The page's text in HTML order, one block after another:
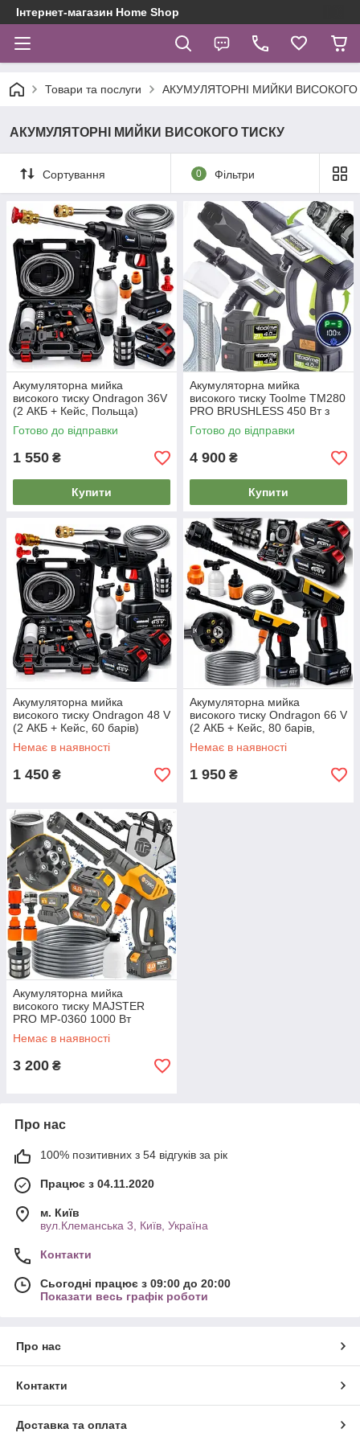
Інтернет-магазин Home Shop
Товари та послуги АКУМУЛЯТОРНІ МИЙКИ ВИСОКОГО
АКУМУЛЯТОРНІ МИЙКИ ВИСОКОГО ТИСКУ
Сортування 0 Фільтри
Акумуляторна мийка
високого тиску Ondragon 36V
(2 АКБ + Кейс, Польща)
Готово до відправки
1 550 ₴
Купити
Акумуляторна мийка
високого тиску Toolme TM280
PRO BRUSHLESS 450 Вт з
алюмінієвою помпою
Готово до відправки
4 900 ₴
Купити
Акумуляторна мийка
високого тиску Ondragon 48 V
(2 АКБ + Кейс, 60 барів)
Немає в наявності
1 450 ₴
Акумуляторна мийка
високого тиску Ondragon 66 V
(2 АКБ + Кейс, 80 барів,
Польща)
Немає в наявності
1 950 ₴
Акумуляторна мийка
високого тиску MAJSTER
PRO MP-0360 1000 Вт
Немає в наявності
3 200 ₴
Про нас
100% позитивних з 54 відгуків за рік
Працює з 04.11.2020
м. Київ
вул.Клеманська 3, Київ, Україна
Контакти
Сьогодні працює з 09:00 до 20:00
Показати весь графік роботи
Про нас
Контакти
Доставка та оплата